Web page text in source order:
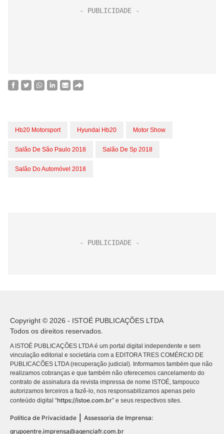
Hb20 Motorsport Hyundai Hb20 Motor Show
Salão De São Paulo 2018 Salão De Sp 2018
Salão Do Automóvel 2018
Copyright © 2026 - ISTOÉ PUBLICAÇÕES LTDA
Todos os direitos reservados.
A ISTOÉ PUBLICAÇÕES LTDA é um portal digital independente e sem
vinculação editorial e societária com a EDITORA TRES COMÉRCIO DE
PUBLICACÕES LTDA (recuperação judicial). Informamos também que não
realizamos cobranças e que também não oferecemos cancelamento do
contrato de assinatura da revista impressa de nome ISTOÉ, tampouco
autorizamos terceiros a fazê-lo, nos responsabilizamos apenas pelo
conteúdo digital “https://istoe.com.br” e seus respectivos sites.
Política de Privacidade
Assessoria de Imprensa:
grupoentre.imprensa@agenciafr.com.br